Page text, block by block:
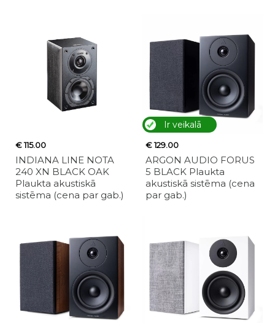
€ 115.00
INDIANA LINE NOTA
240 XN BLACK OAK
Plaukta akustiskā
sistēma (cena par gab.)
Ir veikalā
€ 129.00
ARGON AUDIO FORUS
5 BLACK Plaukta
akustiskā sistēma (cena
par gab.)